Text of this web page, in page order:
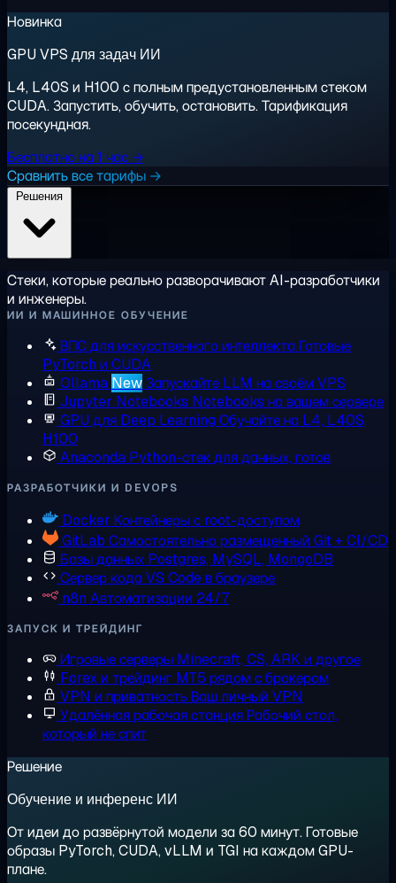
Новинка
GPU VPS для задач ИИ
L4, L40S и H100 с полным предустановленным стеком
CUDA. Запустить, обучить, остановить. Тарификация
посекундная.
Бесплатно на 1 час →
Сравнить все тарифы →
Стеки, которые реально разворачивают AI-разработчики
и инженеры.
ИИ И МАШИННОЕ ОБУЧЕНИЕ
ВПС для искусственного интеллектаГотовые
PyTorch и CUDA
Ollama NewЗапускайте LLM на своём VPS
Jupyter Notebooks Notebooks на вашем сервере
GPU для Deep Learning Обучайте на L4, L40S,
H100
Anaconda Python-стек для данных, готов
РАЗРАБОТЧИКИ И DEVOPS
Docker Контейнеры с root-доступом
GitLab Самостоятельно размещенный Git + CI/CD
Базы данных Postgres, MySQL, MongoDB
Сервер кодаVS Code в браузере
n8n Автоматизации 24/7
ЗАПУСК И ТРЕЙДИНГ
Игровые серверы Minecraft, CS, ARK и другое
Forex и трейдинг MT5 рядом с брокером
VPN и приватностьВаш личный VPN
Удалённая рабочая станцияРабочий стол,
который не спит
Решение
Обучение и инференс ИИ
От идеи до развёрнутой модели за 60 минут. Готовые
образы PyTorch, CUDA, vLLM и TGI на каждом GPU-
плане.